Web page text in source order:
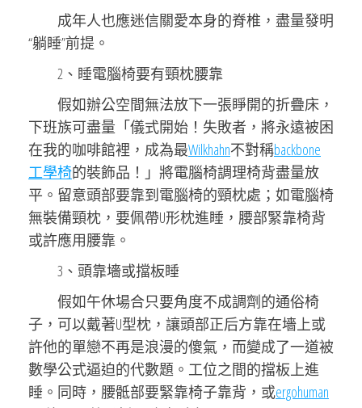
成年人也應迷信關愛本身的脊椎，盡量發明
“躺睡”前提。
2、睡電腦椅要有頸枕腰靠
假如辦公空間無法放下一張睜開的折疊床，
下班族可盡量「儀式開始！失敗者，將永遠被困
在我的咖啡館裡，成為最Wilkhahn不對稱backbone
工學椅的裝飾品！」將電腦椅調理椅背盡量放
平。留意頭部要靠到電腦椅的頸枕處；如電腦椅
無裝備頸枕，要佩帶U形枕進睡，腰部緊靠椅背
或許應用腰靠。
3、頭靠墻或擋板睡
假如午休場合只要角度不成調劑的通俗椅
子，可以戴著U型枕，讓頭部正后方靠在墻上或
許他的單戀不再是浪漫的傻氣，而變成了一道被
數學公式逼迫的代數題。工位之間的擋板上進
睡。同時，腰骶部要緊靠椅子靠背，或ergohuman